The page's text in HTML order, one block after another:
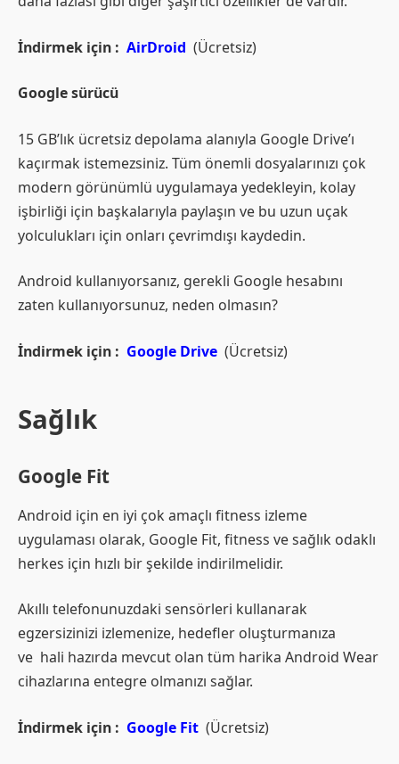
İndirmek için : AirDroid (Ücretsiz)
Google sürücü
15 GB’lık ücretsiz depolama alanıyla Google Drive’ı
kaçırmak istemezsiniz. Tüm önemli dosyalarınızı çok
modern görünümlü uygulamaya yedekleyin, kolay
işbirliği için başkalarıyla paylaşın ve bu uzun uçak
yolculukları için onları çevrimdışı kaydedin.
Android kullanıyorsanız, gerekli Google hesabını
zaten kullanıyorsunuz, neden olmasın?
İndirmek için : Google Drive (Ücretsiz)
Sağlık
Google Fit
Android için en iyi çok amaçlı fitness izleme
uygulaması olarak, Google Fit, fitness ve sağlık odaklı
herkes için hızlı bir şekilde indirilmelidir.
Akıllı telefonunuzdaki sensörleri kullanarak
egzersizinizi izlemenize, hedefler oluşturmanıza
ve hali hazırda mevcut olan tüm harika Android Wear
cihazlarına entegre olmanızı sağlar.
İndirmek için : Google Fit (Ücretsiz)